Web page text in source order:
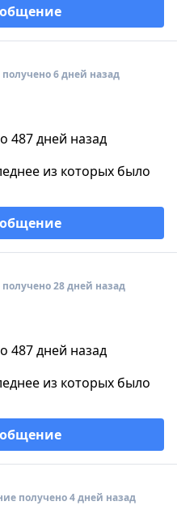
6 дней назад
487 дней назад
из которых было
28 дней назад
487 дней назад
из которых было
получено 4 дней назад